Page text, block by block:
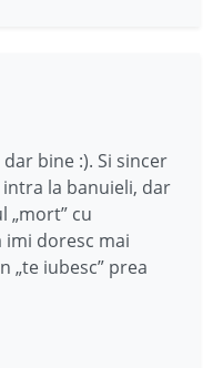
bine :). Si sincer
la banuieli, dar
„mort” cu
doresc mai
„te iubesc” prea